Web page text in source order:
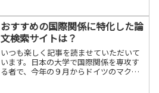
英語漬けの日々を送ってきました。スウ
ェーデンの...
おすすめの国際関係に特化した論
文検索サイトは？
いつも楽しく記事を読ませていただいて
います。日本の大学で国際関係を専攻す
る者で、今年の９月からドイツのマクシ